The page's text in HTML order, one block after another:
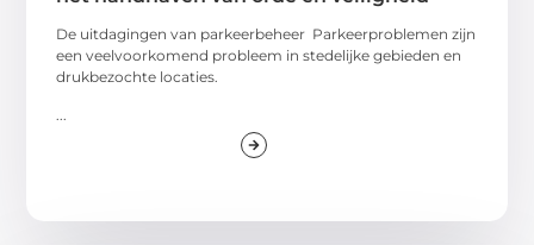
De uitdagingen van parkeerbeheer Parkeerproblemen zijn
een veelvoorkomend probleem in stedelijke gebieden en
drukbezochte locaties.
...